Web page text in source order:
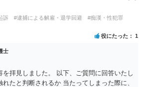
訴 #逮捕による解雇・退学回避
#痴漢・性犯罪
役にたった 1
士
拝見しました。 以下、ご質問に回答いたし
たと判断されるか 当たってしまった際に、